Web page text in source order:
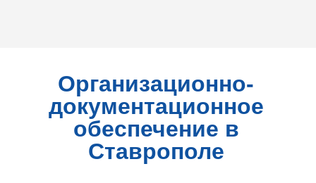
Организационно-
документационное
обеспечение в
Ставрополе